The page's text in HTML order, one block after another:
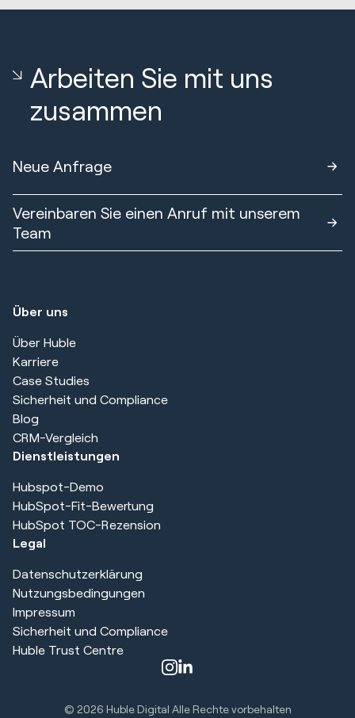
Arbeiten Sie mit uns
zusammen
Neue Anfrage
Vereinbaren Sie einen Anruf mit unserem
Team
Über uns
Über Huble
Karriere
Case Studies
Sicherheit und Compliance
Blog
CRM-Vergleich
Dienstleistungen
Hubspot-Demo
HubSpot-Fit-Bewertung
HubSpot TOC-Rezension
Legal
Datenschutzerklärung
Nutzungsbedingungen
Impressum
Sicherheit und Compliance
Huble Trust Centre
© 2026 Huble Digital Alle Rechte vorbehalten